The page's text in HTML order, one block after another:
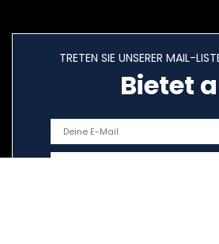
TRETEN SIE UNSERER MAIL-
Bietet